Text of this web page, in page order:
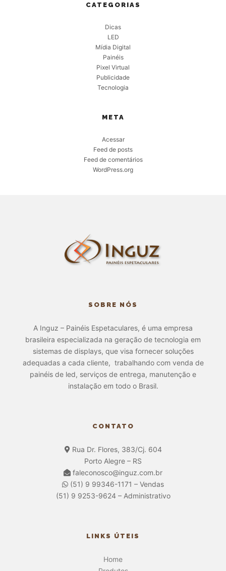
CATEGORIAS
Dicas
LED
Mídia Digital
Painéis
Pixel Virtual
Publicidade
Tecnologia
META
Acessar
Feed de posts
Feed de comentários
WordPress.org
SOBRE NÓS
A Inguz – Painéis Espetaculares, é uma empresa
brasileira especializada na geração de tecnologia em
sistemas de displays, que visa fornecer soluções
adequadas a cada cliente, trabalhando com venda de
painéis de led, serviços de entrega, manutenção e
instalação em todo o Brasil.
CONTATO
Rua Dr. Flores, 383/Cj. 604
Porto Alegre – RS
faleconosco@inguz.com.br
(51) 9 99346-1171 – Vendas
(51) 9 9253-9624 – Administrativo
LINKS ÚTEIS
Home